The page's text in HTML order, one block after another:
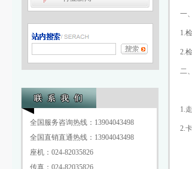
全国服务咨询热线：13904043498
全国直销直通热线：13904043498
座机：024-82035826
传真：024-82035826
一
1.
2.
二
1.
2.